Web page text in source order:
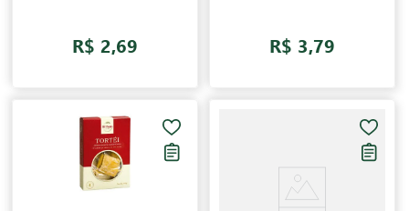
R$ 2,69 R$ 3,79